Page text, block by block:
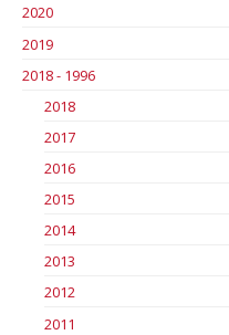
2020
2019
2018 - 1996
2018
2017
2016
2015
2014
2013
2012
2011